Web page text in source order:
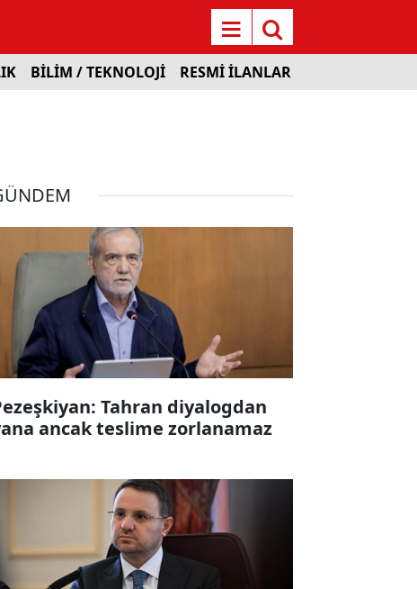
BİLİM / TEKNOLOJİ RESMİ İLANLAR
Tahran diyalogdan
ancak teslime zorlanamaz